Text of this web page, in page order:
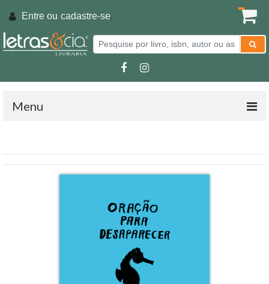
Entre ou cadastre-se.
Menu